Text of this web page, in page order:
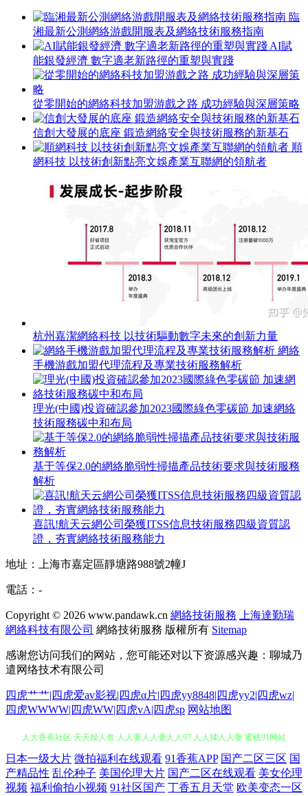
臨
湘最新公測網絡游戲開服表及網絡技術服務指南
AI賦
能銀發經濟 數字適老新路徑的重塑與實踐
從零開始的網絡科技加盟游戲之路 成功經驗與深層策略
信創大發展的底座 鍛造網絡安全與技術服務的新基石
順
網科技 以技術創新點亮文娛產業互聯網的領航者
杭州嘉潔網絡科技 以技術驅動數字未來的創新力量
網絡
手機游戲加盟代理流程及專業技術服務解析
理光(中國)投資確認參加2023國際綠色零碳節 加速網絡
技術服務碳中和布局
基于等保2.0的網絡脆弱性掃描產品技術要求與技術服務
解析
喜訊!航天云網公司榮獲ITSS信息技術服務四級資質認
證，夯實網絡技術服務能力
地址：上海市嘉定區靜塘路988號2幢J
電話：-
Copyright © 2026 www.pandawk.cn 網絡技術服務
上海達勤瑞
網絡科技有限公司 網絡技術服務 版權所有 Sitemap
感谢您访问我们的网站，您可能还对以下资源感兴趣：聊城乃
遣网络技术有限公司
四虎艹艹|四虎爱av影视|四虎α片|四虎yy8848|四虎yy2|四虎wz|
四虎WWWW|四虎WW|四虎vA|四虎sp 网站地图
91影频 91天堂国产 国产精品丝袜在线观看 狠狠操社区 wwwAV一起操 伊
日本一级大片 微拍福利在线观看 91香蕉APP 国产二区三区 国
产精品性 乱伦种子 美国伦理大片 国产二区在线观看 美女伦理
视频 福利偷拍小视频 91社区国产 丁香五月天堂 欧美变态一区